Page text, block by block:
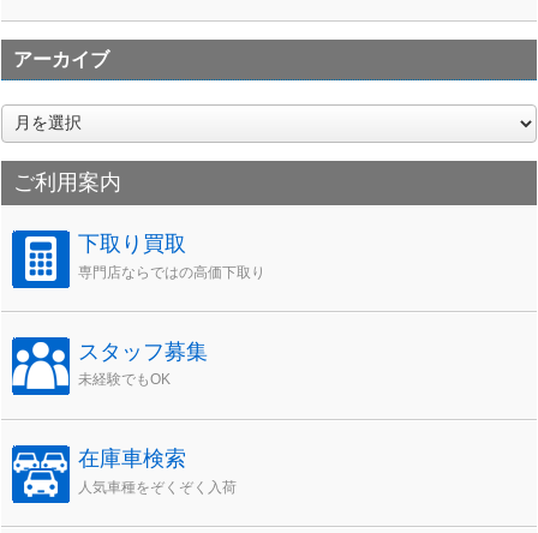
アーカイブ
ア
ー
カ
イ
ブ
ご利用案内
下取り買取
専門店ならではの高価下取り
スタッフ募集
未経験でもOK
在庫車検索
人気車種をぞくぞく入荷